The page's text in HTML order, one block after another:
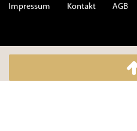
Impressum Kontakt AGB